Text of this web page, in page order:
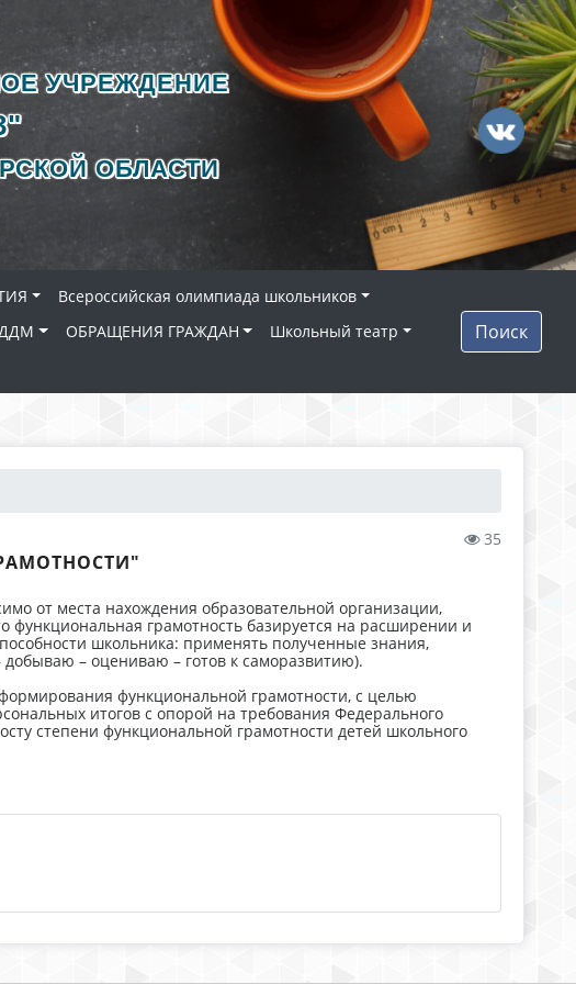
УЧРЕЖДЕНИЕ
ОБЛАСТИ
Всероссийская олимпиада школьников
ОБРАЩЕНИЯ ГРАЖДАН
Школьный театр
Поиск
35
от места нахождения образовательной организации,
грамотность базируется на расширении и
школьника: применять полученные знания,
– оцениваю – готов к саморазвитию).
функциональной грамотности, с целью
итогов с опорой на требования Федерального
степени функциональной грамотности детей школьного